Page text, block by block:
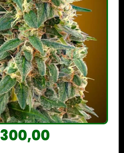
300,00